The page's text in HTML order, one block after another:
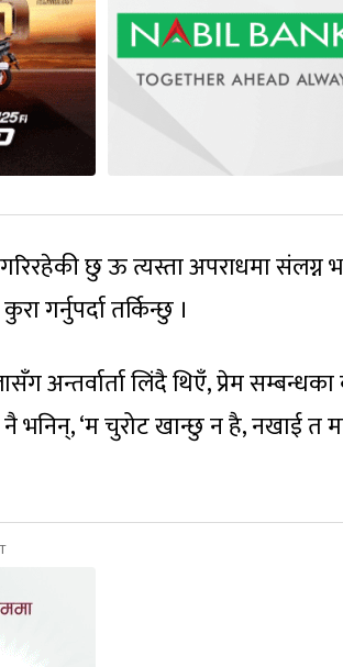
गरिरहेकी छु ऊ त्यस्ता अपराधमा संलग्न
गर्नुपर्दा तर्किन्छु ।
लिंदै थिएँ, प्रेम सम्बन्धका
भनिन्, ‘म चुरोट खान्छु न है, नखाई त